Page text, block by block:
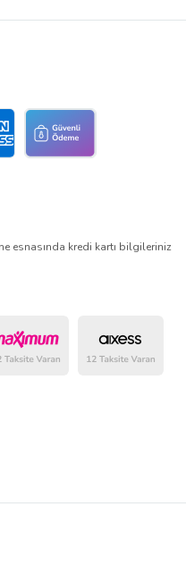
esnasında kredi kartı bilgileriniz